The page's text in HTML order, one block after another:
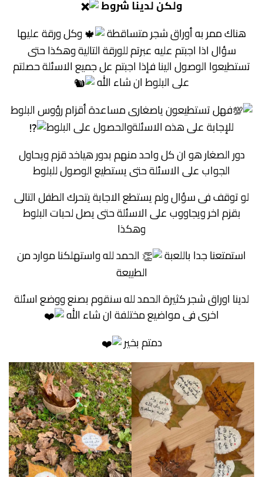
ولكن لدينا شروط
هناك ممر به أوراق شجر متساقطة
وكل ورقة عليها
سؤال اذا اجبتم عليه عبرتم للورقة التالية وهكذا حتى
تستطيعوا الوصول الينا فإذا اجبتم عل جميع الاسئلة حصلتم
على البلوط ان شاء الله
فهل تستطيعون ياصغارى مساعدة أقزام رؤوس البلوط
للإجابة على هذه الاسئلةوالحصول على البلوط
دور الصغار هو ان كل واحد منهم بدور هياخد قزم ويحاول
الجواب على الاسئلة حتى يستطيع الوصول للبلوط
لو توقف فى سؤال ولم يستطع الاجابة يتحرك الطفل التالى
بقزم اخر ويجاووب على الاسئلة حتى يصل لحبات البلوط
وهكذا
استمتعنا جدا باللعبة
الحمد لله واستهلكنا موارد من
الطبيعة
لدينا اوراق شجر كثيرة الحمد لله سنقوم بصنع ووضع اسئلة
اخرى فى مواضيع مختلفة ان شاء الله
دمتم بخير